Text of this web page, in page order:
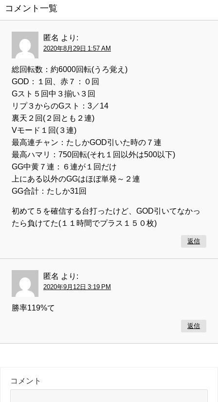
コメント一覧
匿名 より:
2020年8月29日 1:57 AM
総回転数：約6000回転(うろ覚え)
GOD：１回、赤７：０回
Gスト５回中３揃い３回
リプ３からのGスト：3／14
裏天２回(２回とも２連)
Vモード１回(３連)
最高連チャン：たしかGOD引いた時の７連
最高ハマリ：750回転(それ１回以外は500以下)
GG中黄７連：６連が１回だけ
上にある以外のGGはほぼ単発～２連
GG合計：たしか31回
初めて５を確信する台打ったけど、GOD引いてなかっ
たら負けてた(１１時間でプラス１５０枚)
返信
匿名 より:
2020年9月12日 3:19 PM
勝率119%て
返信
コメント